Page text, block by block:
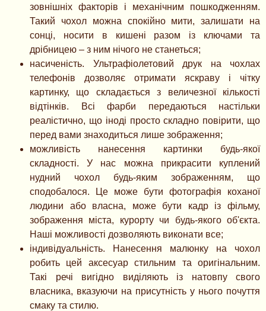
зовнішніх факторів і механічним пошкодженням.
Такий чохол можна спокійно мити, залишати на
сонці, носити в кишені разом із ключами та
дрібницею – з ним нічого не станеться;
насиченість. Ультрафіолетовий друк на чохлах
телефонів дозволяє отримати яскраву і чітку
картинку, що складається з величезної кількості
відтінків. Всі фарби передаються настільки
реалістично, що іноді просто складно повірити, що
перед вами знаходиться лише зображення;
можливість нанесення картинки будь-якої
складності. У нас можна прикрасити куплений
нудний чохол будь-яким зображенням, що
сподобалося. Це може бути фотографія коханої
людини або власна, може бути кадр із фільму,
зображення міста, курорту чи будь-якого об'єкта.
Наші можливості дозволяють виконати все;
індивідуальність. Нанесення малюнку на чохол
робить цей аксесуар стильним та оригінальним.
Такі речі вигідно виділяють із натовпу свого
власника, вказуючи на присутність у нього почуття
смаку та стилю.